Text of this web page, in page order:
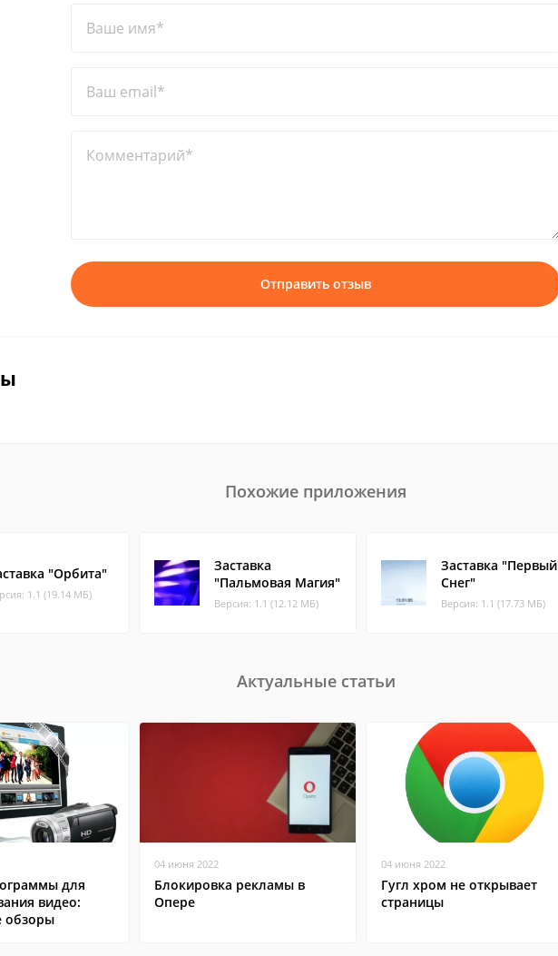
Ваше имя*
Ваш email*
Комментарий*
Отправить отзыв
Похожие приложения
"Орбита"
1.1 (19.14 МБ)
Заставка
"Пальмовая Магия"
Версия: 1.1 (12.12 МБ)
Заставка "Первый
Снег"
Версия: 1.1 (17.73 МБ)
Актуальные статьи
для
видео:
обзоры
04 июня 2022
Блокировка рекламы в
Опере
04 июня 2022
Гугл хром не открывает
страницы